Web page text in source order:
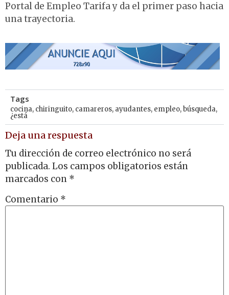
Portal de Empleo Tarifa y da el primer paso hacia
una trayectoria.
Tags
cocina, chiringuito, camareros, ayudantes, empleo,búsqueda,
¿está
Deja una respuesta
Tu dirección de correo electrónico no será
publicada. Los campos obligatorios están
marcados con *
Comentario *